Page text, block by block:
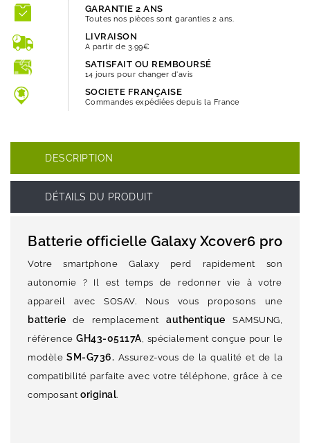
GARANTIE 2 ANS
Toutes nos pièces sont garanties 2 ans.
LIVRAISON
A partir de 3.99€
SATISFAIT OU REMBOURSÉ
14 jours pour changer d'avis
SOCIETE FRANÇAISE
Commandes expédiées depuis la France
DESCRIPTION
DÉTAILS DU PRODUIT
Batterie officielle Galaxy Xcover6 pro
Votre smartphone Galaxy perd rapidement son
autonomie ? Il est temps de redonner vie à votre
appareil avec SOSAV. Nous vous proposons une
batterie de remplacementauthentique SAMSUNG,
référence GH43-05117A, spécialement conçue pour le
modèleSM-G736. Assurez-vous de la qualité et de la
compatibilité parfaite avec votre téléphone, grâce à ce
composant original.